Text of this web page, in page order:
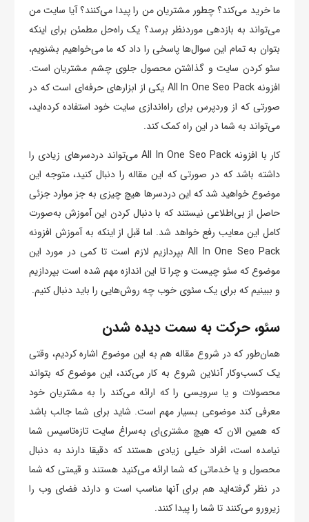
ما خرید می‌کند؟ چطور مشتریان من را پیدا می‌کنند؟ آیا سایت من
می‌تواند به بازدهی موردنظر برسد؟ یک راه‌حل مطمئن برای اینکه
بتوان به تمام این سوال‌ها پاسخی را داد که ما می‌خواهیم بشنویم،
سئو کردن سایت و گذاشتن محصول جلوی چشم مشتریان است.
افزونه All In One Seo Pack یکی از ابزارهای حرفه‌ای است که در
صورتی که از وردپرس برای راه‌اندازی سایت خود استفاده کرده‌اید،
می‌تواند به شما در این راه کمک کند.
کار با افزونه All In One Seo Pack می‌تواند دردسرهای زیادی را
داشته باشد که در صورتی که این مقاله را دنبال کنید، متوجه این
موضوع خواهید شد که این دردسرها هیچ چیزی به جز موارد جزئی
حاصل از بی‌اطلاعی نیستند که با دنبال کردن این آموزش به‌صورت
کامل این معایب رفع خواهد شد. اما قبل از اینکه به آموزش افزونه
All In One Seo Pack بپردازیم لازم است تا کمی در مورد این
موضوع که سئو چیست و چرا تا این اندازه مهم شده است بپردازیم
و ببینیم که برای یک سئوی خوب چه روش‌هایی را باید دنبال کنیم.
سئو، حرکت به سمت دیده شدن
همان‌طور که در شروع مقاله هم به این موضوع اشاره کردیم، وقتی
یک کسب‌وکار آنلاین شروع به کار می‌کند، این موضوع که بتواند
محصولات و یا سرویسی را که ارائه می‌کند را به مشتریان خود
معرفی کند موضوعی بسیار مهم است. شاید برای شما جالب باشد
که همین الان که هیچ مشتری‌ای به‌سراغ سایت تازه‌تاسیس شما
نیامده است، افراد خیلی زیادی هستند که دقیقا دارند به دنبال
محصول و یا خدماتی که شما ارائه می‌کنید هستند و قیمتی که شما
در نظر گرفته‌اید هم برای آنها مناسب است و دارند فضای وب را
زیرورو می‌کنند تا شما را پیدا کنند.